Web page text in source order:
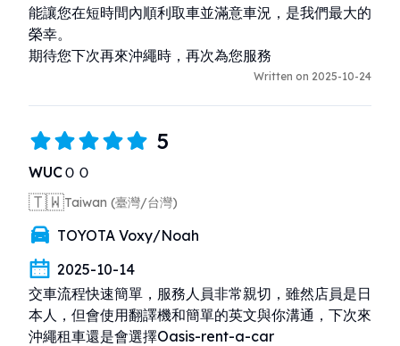
能讓您在短時間內順利取車並滿意車況，是我們最大的
榮幸。
期待您下次再來沖繩時，再次為您服務
Written on 2025-10-24
5
WUCＯＯ
🇹🇼Taiwan (臺灣/台灣)
TOYOTA Voxy/Noah
2025-10-14
交車流程快速簡單，服務人員非常親切，雖然店員是日
本人，但會使用翻譯機和簡單的英文與你溝通，下次來
沖繩租車還是會選擇Oasis-rent-a-car